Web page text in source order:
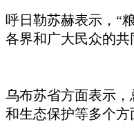
呼日勒苏赫表示， “
各界和广大民众的
乌布苏省方面表示
和生态保护等多个方